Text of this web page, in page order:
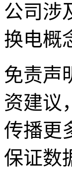
公司涉
换电概
免责声
资建议
传播更
保证数